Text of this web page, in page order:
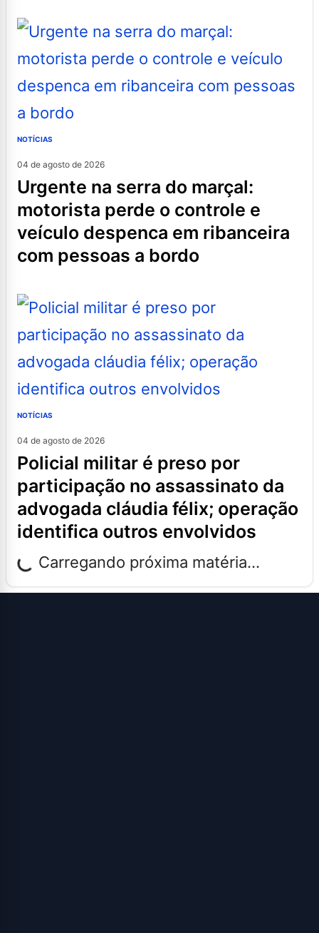
NOTÍCIAS
04 de agosto de 2026
urgente na serra do marçal:
motorista perde o controle e
veículo despenca em ribanceira
com pessoas a bordo
NOTÍCIAS
04 de agosto de 2026
policial militar é preso por
participação no assassinato da
advogada cláudia félix; operação
identifica outros envolvidos
Carregando próxima matéria...